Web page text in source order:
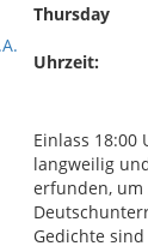
Thursday
Uhrzeit:
Einlass 18:00
langweilig
erfunden, um
Gedichte